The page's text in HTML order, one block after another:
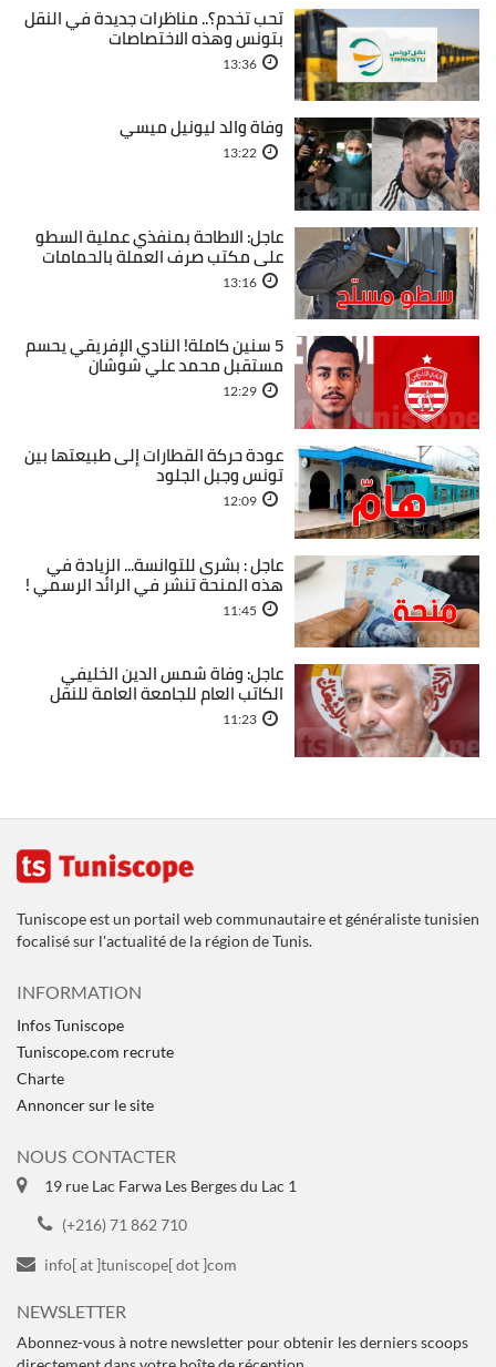
تحب تخدم؟.. مناظرات جديدة في النقل
بتونس وهذه الاختصاصات
13:36
وفاة والد ليونيل ميسي
13:22
عاجل: الاطاحة بمنفذي عملية السطو
على مكتب صرف العملة بالحمامات
13:16
5 سنين كاملة! النادي الإفريقي يحسم
مستقبل محمد علي شوشان
12:29
عودة حركة القطارات إلى طبيعتها بين
تونس وجبل الجلود
12:09
عاجل : بشرى للتوانسة... الزيادة في
هذه المنحة تنشر في الرائد الرسمي !
11:45
عاجل: وفاة شمس الدين الخليفي
الكاتب العام للجامعة العامة للنقل
11:23
Tuniscope est un portail web communautaire et généraliste tunisien
focalisé sur l'actualité de la région de Tunis.
INFORMATION
Infos Tuniscope
Tuniscope.com recrute
Charte
Annoncer sur le site
NOUS CONTACTER
19 rue Lac Farwa Les Berges du Lac 1
(+216) 71 862 710
info[ at ]tuniscope[ dot ]com
NEWSLETTER
Abonnez-vous à notre newsletter pour obtenir les derniers scoops